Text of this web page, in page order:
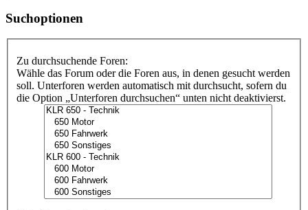
Suchoptionen
Zu durchsuchende Foren:
Wähle das Forum oder die Foren aus, in denen gesucht werden
soll. Unterforen werden automatisch mit durchsucht, sofern du
die Option „Unterforen durchsuchen“ unten nicht deaktivierst.